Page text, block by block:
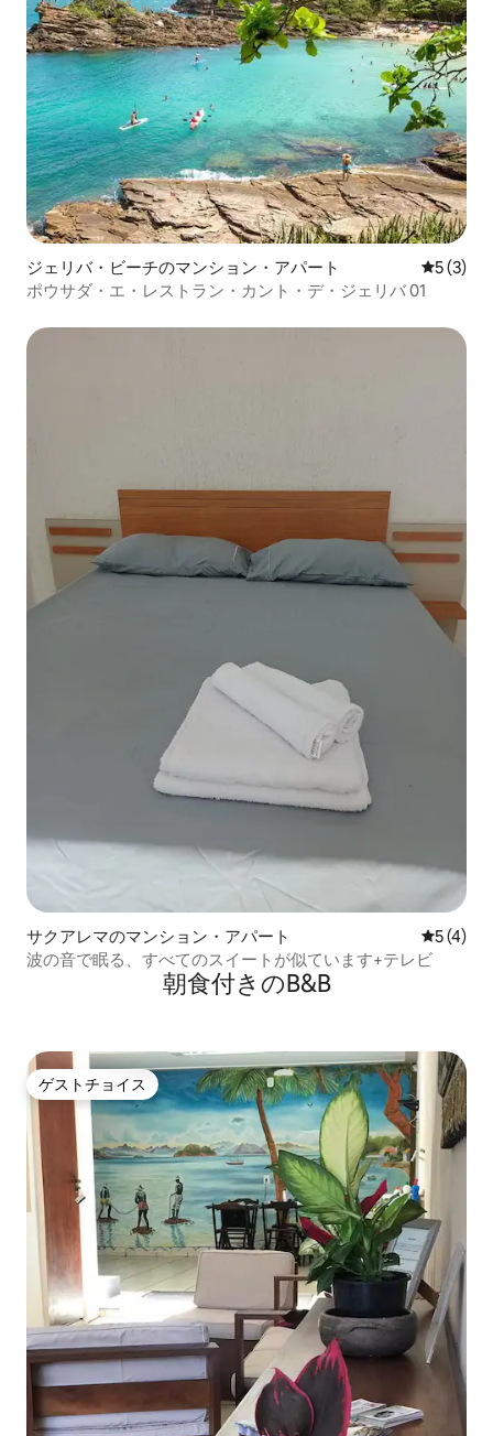
ジェリバ・ビーチのマンション・アパート レビュー
5 (3)
ポウサダ・エ・レストラン・カント・デ・ジェリバ 01
サクアレマのマンション・アパート レビュー
5 (4)
波の音で眠る、すべてのスイートが似ています+テレビ
朝食付きのB&B
ゲストチョイス
ゲストチョイス